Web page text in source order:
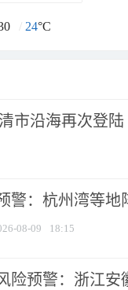
/ 24°C
市沿海再次登陆
警：杭州湾等地
08-09 18:15
险预警：浙江安